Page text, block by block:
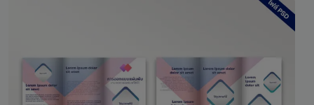
View Details